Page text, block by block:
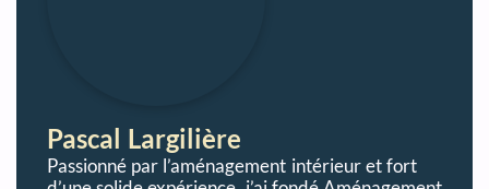
Pascal Largilière
Passionné par l’aménagement intérieur et fort